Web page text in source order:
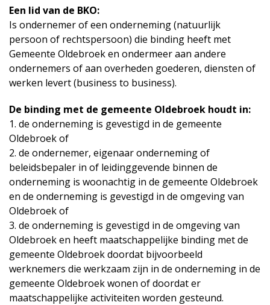
Een lid van de BKO:
Is ondernemer of een onderneming (natuurlijk
persoon of rechtspersoon) die binding heeft met
Gemeente Oldebroek en ondermeer aan andere
ondernemers of aan overheden goederen, diensten of
werken levert (business to business).
De binding met de gemeente Oldebroek houdt in:
1. de onderneming is gevestigd in de gemeente
Oldebroek of
2. de ondernemer, eigenaar onderneming of
beleidsbepaler in of leidinggevende binnen de
onderneming is woonachtig in de gemeente Oldebroek
en de onderneming is gevestigd in de omgeving van
Oldebroek of
3. de onderneming is gevestigd in de omgeving van
Oldebroek en heeft maatschappelijke binding met de
gemeente Oldebroek doordat bijvoorbeeld
werknemers die werkzaam zijn in de onderneming in de
gemeente Oldebroek wonen of doordat er
maatschappelijke activiteiten worden gesteund.